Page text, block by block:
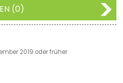
(0)
2019 oder früher